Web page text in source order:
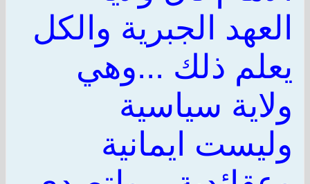
العهد الجبرية والكل
يعلم ذلك ...وهي
ولاية سياسية
وليست ايمانية